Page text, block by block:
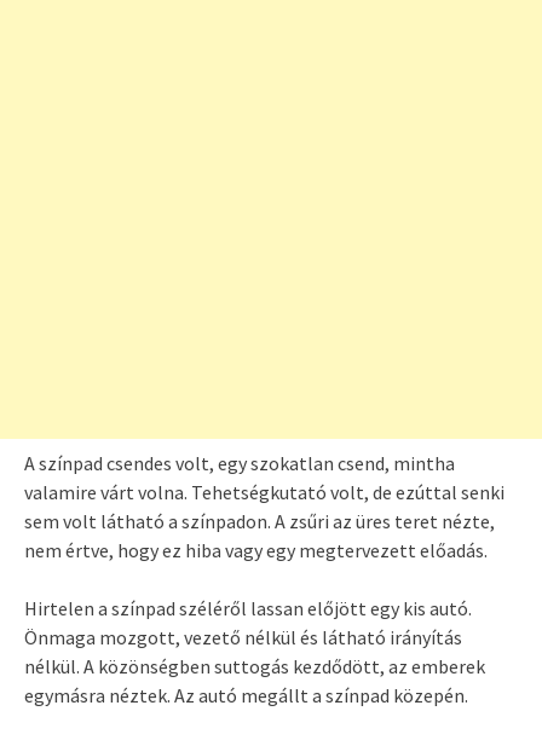
A színpad csendes volt, egy szokatlan csend, mintha
valamire várt volna. Tehetségkutató volt, de ezúttal senki
sem volt látható a színpadon. A zsűri az üres teret nézte,
nem értve, hogy ez hiba vagy egy megtervezett előadás.
Hirtelen a színpad széléről lassan előjött egy kis autó.
Önmaga mozgott, vezető nélkül és látható irányítás
nélkül. A közönségben suttogás kezdődött, az emberek
egymásra néztek. Az autó megállt a színpad közepén.